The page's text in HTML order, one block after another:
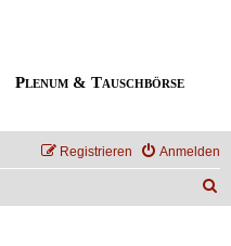
Plenum & Tauschbörse
Anmelden
Registrieren